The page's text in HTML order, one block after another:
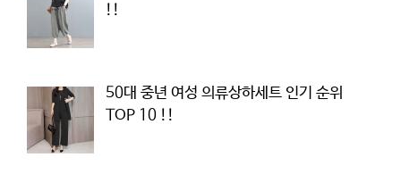
!!
50대 중년 여성 의류상하세트 인기 순위
TOP 10 !!